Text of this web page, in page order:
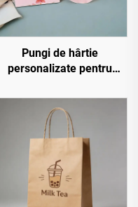
Pungi de hârtie
personalizate pentru
cald aurit, pungi de
cumpărături tip sac, pungi
de hârtie reciclată pentru